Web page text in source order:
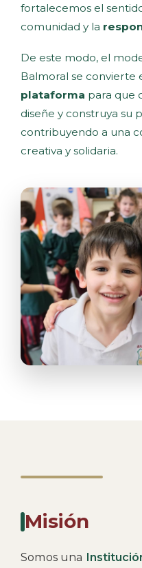
fortalecemos el
comunidad y la
De este modo, el
Balmoral se convierte
plataforma para que
diseñe y construya su
contribuyendo a una
creativa y solidaria.
Misión
Somos una